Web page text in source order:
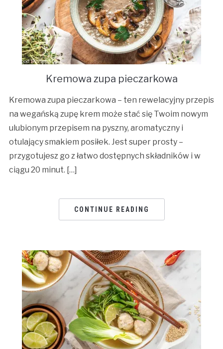
Kremowa zupa pieczarkowa
Kremowa zupa pieczarkowa – ten rewelacyjny przepis
na wegańską zupę krem może stać się Twoim nowym
ulubionym przepisem na pyszny, aromatyczny i
otulający smakiem posiłek. Jest super prosty –
przygotujesz go z łatwo dostępnych składników i w
ciągu 20 minut. […]
CONTINUE READING